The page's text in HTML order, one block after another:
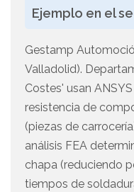
Ejemplo en el
Gestamp
Valladolid).
Costes' usan
resistencia de
(piezas de
análisis FEA
chapa (reduciendo
tiempos de